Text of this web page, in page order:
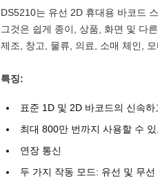
DS5210는 유선 2D 휴대용 바코드
그것은 쉽게 종이, 상품, 화면 및 다
제조, 창고, 물류, 의료, 소매 체인,
특징:
표준 1D 및 2D 바코드의 신속하
최대 800만 번까지 사용할 수
연장 통신
두 가지 작동 모드: 유선 및 무선